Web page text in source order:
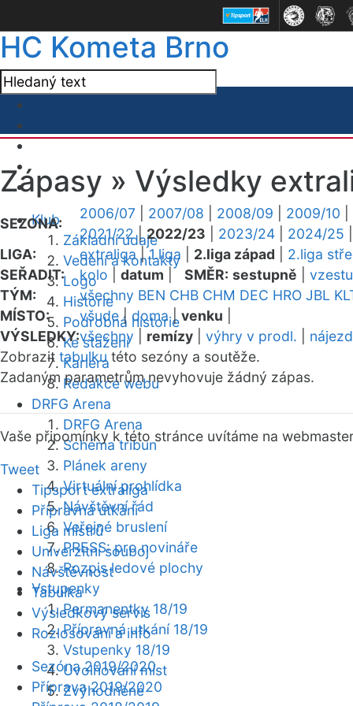
HC Kometa Brno
Klub
Základní údaje
Vedení a kontakty
Logo
Historie
Podrobná historie
Ke stažení
Kariéra
Redakce webu
DRFG Arena
DRFG Arena
Schéma tribun
Plánek areny
Virtuální prohlídka
Návštěvní řád
Veřejné bruslení
PRESS: pro novináře
Rozpis ledové plochy
Vstupenky
Permanentky 18/19
Přípravná utkání 18/19
Vstupenky 18/19
Uvolňování míst
Zvýhodněné
Zápasy » Výsledky
SEZONA:
2006/07 2007/08 2008/09 2009/10
2021/22|2022/23 2023/24 2024/25
LIGA:
extraliga |1.liga 2.liga západ 2.liga
SEŘADIT:
kolo datum SMĚR: sestupně
TÝM:
všechny BEN CHB CHM DEC HRO JBL
MÍSTO:
všude| doma| venku
VÝSLEDKY:všechny remízy výhry v prodl.
Zobrazit tabulku této sezóny a soutěže.
Zadaným parametrům nevyhovuje žádný zápas.
Vaše připomínky k této stránce uvítáme na webmaster
Tweet
Tipsport extraliga
Přípravná utkání
Liga mistrů
Univerzitní souboj
Návštěvnost
Tabulka
Výsledkový servis
Rozlosování a info
Sezóna 2019/2020
Příprava 2019/2020